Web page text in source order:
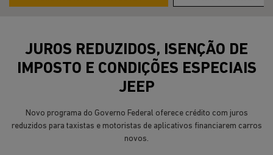
JUROS REDUZIDOS, ISENÇÃO DE
IMPOSTO E CONDIÇÕES ESPECIAIS
JEEP
Novo programa do Governo Federal oferece crédito com juros
reduzidos para taxistas e motoristas de aplicativos financiarem carros
novos.